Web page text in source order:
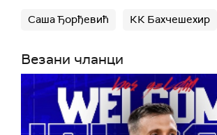
Саша Ђорђевић КК Бахчешехир
Везани чланци